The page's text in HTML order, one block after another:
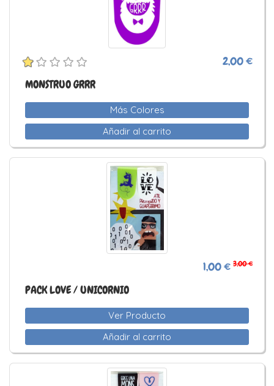
2,00 €
MONSTRUO GRRR
Más Colores
Añadir al carrito
1,00 € 3,00 €
PACK LOVE / UNICORNIO
Ver Producto
Añadir al carrito